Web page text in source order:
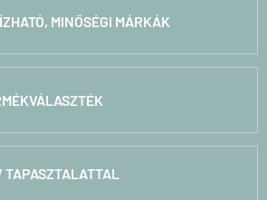
MINŐSÉGI MÁRKÁK
TAPASZTALATTAL